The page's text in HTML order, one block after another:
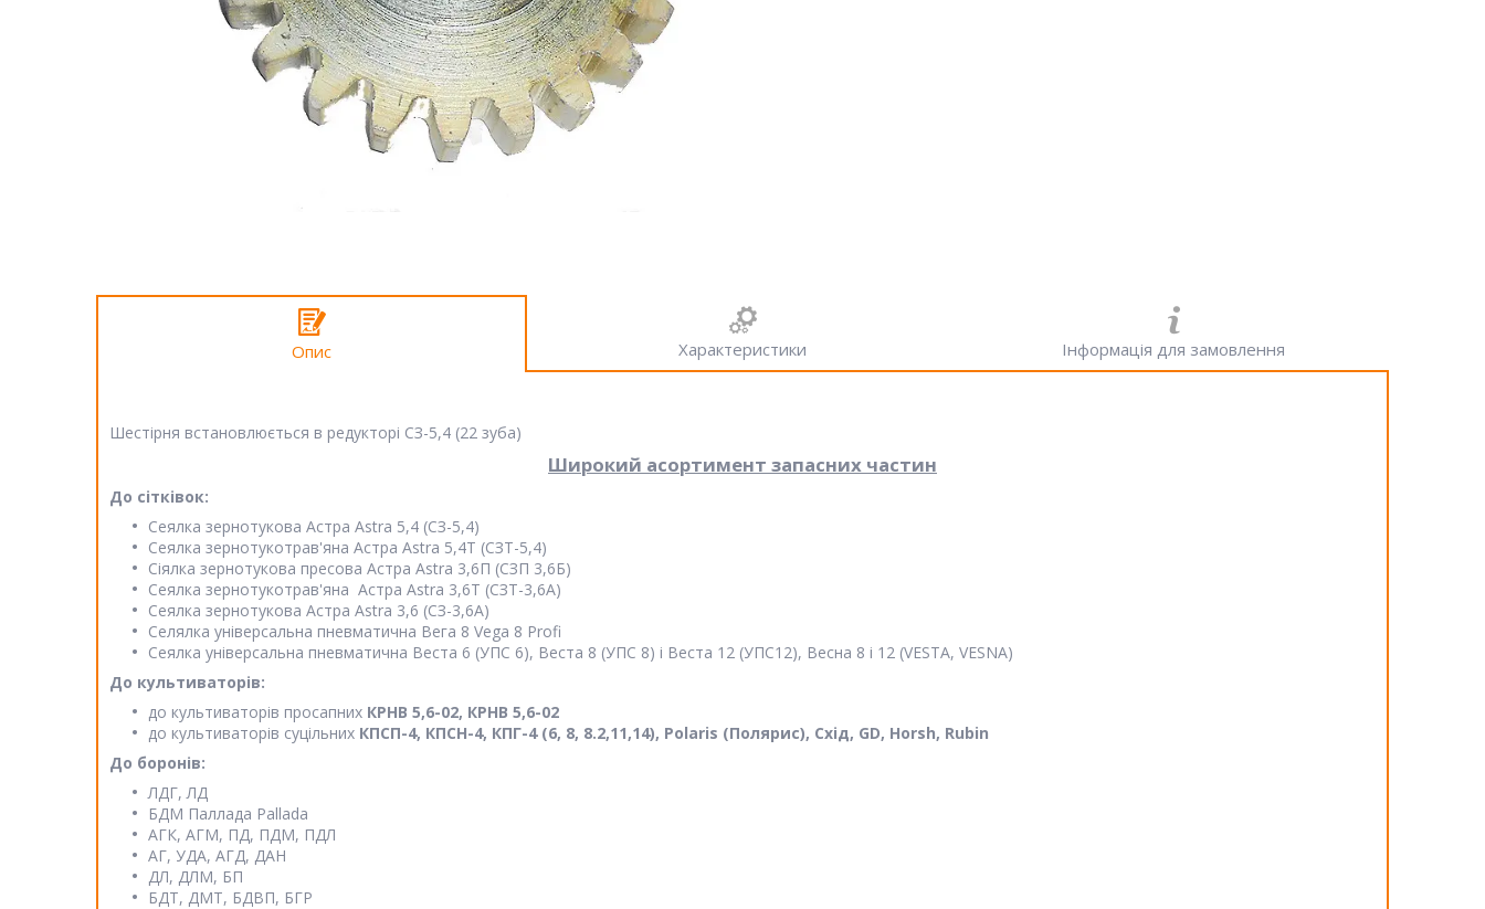
Опис Характеристики Інформація для замовлення
Шестірня встановлюється в редукторі СЗ-5,4 (22 зуба)
Широкий асортимент запасних частин
До сітківок:
Сеялка зернотукова Астра Astra 5,4 (СЗ-5,4)
Сеялка зернотукотрав'яна Астра Astra 5,4Т (СЗТ-5,4)
Сіялка зернотукова пресова Астра Astra 3,6П (СЗП 3,6Б)
Сеялка зернотукотрав'яна Астра Astra 3,6Т (СЗТ-3,6А)
Сеялка зернотукова Астра Astra 3,6 (СЗ-3,6А)
Селялка універсальна пневматична Вега 8 Vega 8 Profi
Сеялка універсальна пневматична Веста 6 (УПС 6), Веста 8 (УПС 8) і Веста 12 (УПС12), Весна 8 і 12 (VESTA, VESNA)
До культиваторів:
до культиваторів просапних КРНВ 5,6-02, КРНВ 5,6-02
до культиваторів суцільних КПСП-4, КПСН-4, КПГ-4 (6, 8, 8.2,11,14), Polaris (Полярис), Схід, GD, Horsh, Rubin
До боронів:
ЛДГ, ЛД
БДМ Паллада Pallada
АГК, АГМ, ПД, ПДМ, ПДЛ
АГ, УДА, АГД, ДАН
ДЛ, ДЛМ, БП
БДТ, ДМТ, БДВП, БГР